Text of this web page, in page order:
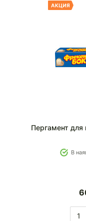
Пергамент для
В